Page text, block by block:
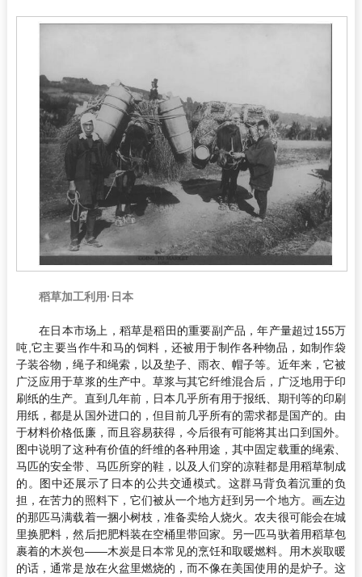
稻草加工利用·日本
在日本市场上，稻草是稻田的重要副产品，年产量超过155万
吨,它主要当作牛和马的饲料，还被用于制作各种物品，如制作袋
子装谷物，绳子和绳索，以及垫子、雨衣、帽子等。近年来，它被
广泛应用于草浆的生产中。草浆与其它纤维混合后，广泛地用于印
刷纸的生产。直到几年前，日本几乎所有用于报纸、期刊等的印刷
用纸，都是从国外进口的，但目前几乎所有的需求都是国产的。由
于材料价格低廉，而且容易获得，今后很有可能将其出口到国外。
图中说明了这种有价值的纤维的各种用途，其中固定载重的绳索、
马匹的安全带、马匹所穿的鞋，以及人们穿的凉鞋都是用稻草制成
的。图中还展示了日本的公共交通模式。这群马背负着沉重的负
担，在苦力的照料下，它们被从一个地方赶到另一个地方。画左边
的那匹马满载着一捆小树枝，准备卖给人烧火。农夫很可能会在城
里换肥料，然后把肥料装在空桶里带回家。另一匹马驮着用稻草包
裹着的木炭包——木炭是日本常见的烹饪和取暖燃料。用木炭取暖
的话，通常是放在火盆里燃烧的，而不像在美国使用的是炉子。这